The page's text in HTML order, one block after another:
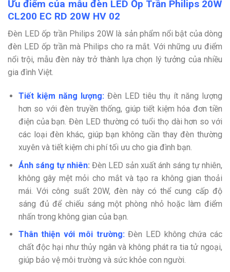
Ưu điểm của mẫu đèn LED Ốp Trần Philips 20W
CL200 EC RD 20W HV 02
Đèn LED ốp trần Philips 20W là sản phẩm nổi bật của dòng
đèn LED ốp trần mà Philips cho ra mắt. Với những ưu điểm
nổi trội, mẫu đèn này trở thành lựa chọn lý tưởng của nhiều
gia đình Việt.
Tiết kiệm năng lượng:Đèn LED tiêu thụ ít năng lượng
hơn so với đèn truyền thống, giúp tiết kiệm hóa đơn tiền
điện của bạn. Đèn LED thường có tuổi thọ dài hơn so với
các loại đèn khác, giúp bạn không cần thay đèn thường
xuyên và tiết kiệm chi phí tối ưu cho gia đình bạn.
Ánh sáng tự nhiên: Đèn LED sản xuất ánh sáng tự nhiên,
không gây mệt mỏi cho mắt và tạo ra không gian thoải
mái. Với công suất 20W, đèn này có thể cung cấp độ
sáng đủ để chiếu sáng một phòng nhỏ hoặc làm điểm
nhấn trong không gian của bạn.
Thân thiện với môi trường: Đèn LED không chứa các
chất độc hại như thủy ngân và không phát ra tia tử ngoại,
giúp bảo vệ môi trường và sức khỏe con người.